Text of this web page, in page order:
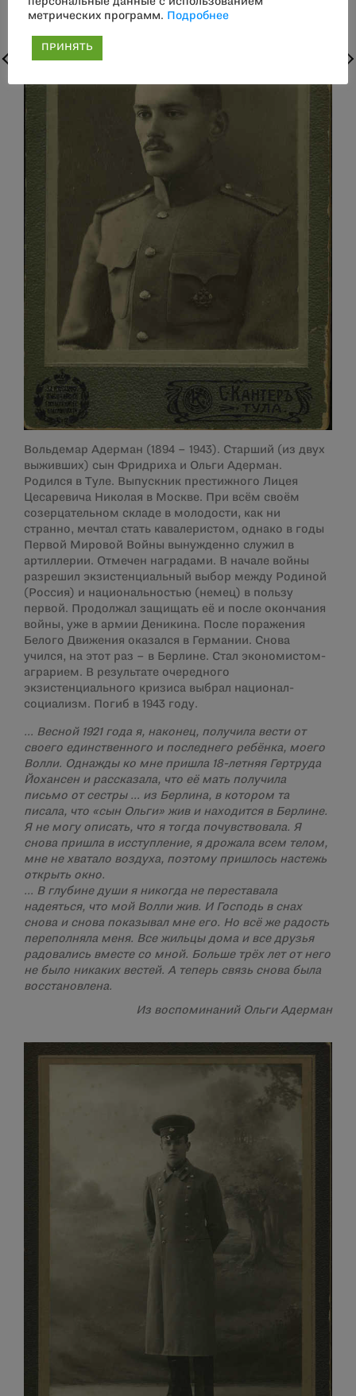
Вольдемар Адерман (1894 – 1943). Старший (из двух
выживших) сын Фридриха и Ольги Адерман.
Родился в Туле. Выпускник престижного Лицея
Цесаревича Николая в Москве. При всём своём
созерцательном складе в молодости, как ни
странно, мечтал стать кавалеристом, однако в годы
Первой Мировой Войны вынужденно служил в
артиллерии. Отмечен наградами. В начале войны
разрешил экзистенциальный выбор между Родиной
(Россия) и национальностью (немец) в пользу
первой. Продолжал защищать её и после окончания
войны, уже в армии Деникина. После поражения
Белого Движения оказался в Германии. Снова
учился, на этот раз – в Берлине. Стал экономистом-
аграрием. В результате очередного
экзистенциального кризиса выбрал национал-
социализм. Погиб в 1943 году.
… Весной 1921 года я, наконец, получила вести от
своего единственного и последнего ребёнка, моего
Волли. Однажды ко мне пришла 18-летняя Гертруда
Йохансен и рассказала, что её мать получила
письмо от сестры … из Берлина, в котором та
писала, что «сын Ольги» жив и находится в Берлине.
Я не могу описать, что я тогда почувствовала. Я
снова пришла в исступление, я дрожала всем телом,
мне не хватало воздуха, поэтому пришлось настежь
открыть окно.
… В глубине души я никогда не переставала
надеяться, что мой Волли жив. И Господь в снах
снова и снова показывал мне его. Но всё же радость
переполняла меня. Все жильцы дома и все друзья
радовались вместе со мной. Больше трёх лет от него
не было никаких вестей. А теперь связь снова была
восстановлена.
Из воспоминаний Ольги Адерман
метрических программ.
Подробнее
ПРИНЯТЬ